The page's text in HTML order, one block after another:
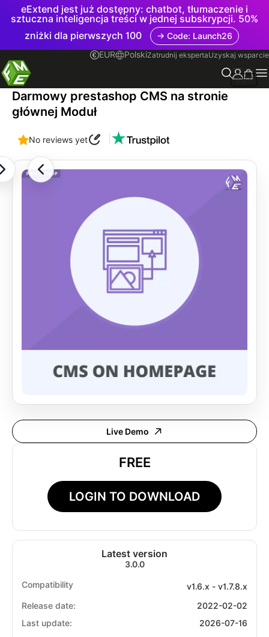
eExtend jest już dostępny: chatbot, tłumaczenie i
sztuczna inteligencja treści w jednej subskrypcji. 50%
zniżki dla pierwszych 100
→ Code: Launch26
EUR
PolskiZatrudnij ekspertaUzyskaj wsparcie
Live Demo
3.0.0
Darmowy prestashop CMS na stronie
głównej Moduł
No reviews yet
FREE
LOGIN TO DOWNLOAD
Latest version
3.0.0
Compatibility
v1.6.x - v1.7.8.x
Release date:
2022-02-02
Last update:
2026-07-16